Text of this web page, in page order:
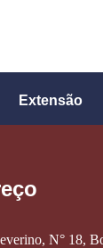
Extensão
N° 18,